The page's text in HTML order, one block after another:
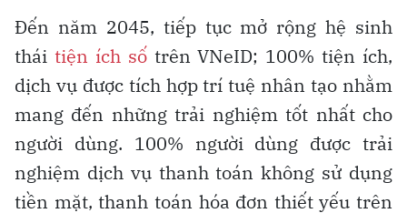
Đến năm 2045, tiếp tục mở rộng hệ sinh
thái tiện ích sốtrên VNeID; 100% tiện ích,
dịch vụ được tích hợp trí tuệ nhân tạo nhằm
mang đến những trải nghiệm tốt nhất cho
người dùng. 100% người dùng được trải
nghiệm dịch vụ thanh toán không sử dụng
tiền mặt, thanh toán hóa đơn thiết yếu trên